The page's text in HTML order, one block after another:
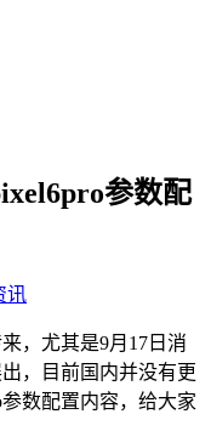
参数配
讯
，尤其是9月17日消
，目前国内并没有更
数配置内容，给大家